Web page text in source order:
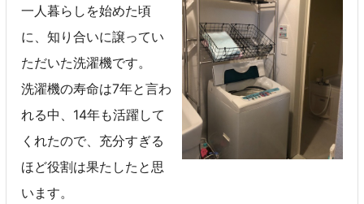
一人暮らしを始めた頃
に、知り合いに譲ってい
ただいた洗濯機です。
洗濯機の寿命は7年と言わ
れる中、14年も活躍して
くれたので、充分すぎる
ほど役割は果たしたと思
います。